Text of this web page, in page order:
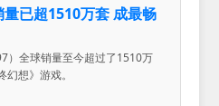
量已超1510万套 成最畅
）全球销量至今超过了1510万
想》游戏。